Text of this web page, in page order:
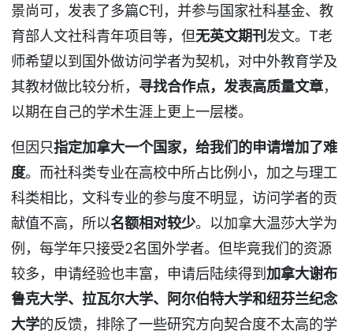
景尚可，发表了多篇C刊，并参与国家社科基金、教
育部人文社科青年项目等，但无英文期刊 发文。T老
师希望以到国外做访问学者为契机，对中外教育学及
其教材做比较分析， 寻找合作点，发表高质量文章，
以期在自己的学术生涯上更上一层楼。
但因只指定加拿大一个国家，给我们的申请增加了难
度。而社科类专业在高校中所占比例小，加之与理工
科类相比，文科专业的参与度不明显，访问学者的贡
献值不高，所以名额相对较少。以加拿大温莎大学为
例，每学年只接受2名国外学者。但毕竟我们的资源
较多，申请经验也丰富，申请后陆续得到 加拿大谢布
鲁克大学、拉瓦尔大学、阿尔伯特大学和纽芬兰纪念
大学的反馈，排除了一些研究方向契合度不太高的学